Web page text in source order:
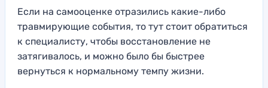
Если на самооценке отразились какие-либо
травмирующие события, то тут стоит обратиться
к специалисту, чтобы восстановление не
затягивалось, и можно было бы быстрее
вернуться к нормальному темпу жизни.